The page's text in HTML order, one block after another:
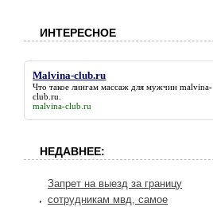
ИНТЕРЕСНОЕ
Malvina-club.ru
Что такое лингам массаж для мужчинmalvina-
club.ru
malvina-club.ru
НЕДАВНЕЕ:
Запрет на выезд за границу
сотрудникам мвд, самое